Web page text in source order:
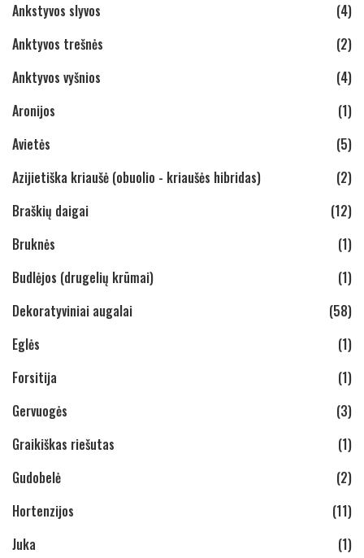
Ankstyvos slyvos
(4)
Anktyvos trešnės
(2)
Anktyvos vyšnios
(4)
Aronijos
(1)
Avietės
(5)
Azijietiška kriaušė (obuolio - kriaušės hibridas)
(2)
Braškių daigai
(12)
Bruknės
(1)
Budlėjos (drugelių krūmai)
(1)
Dekoratyviniai augalai
(58)
Eglės
(1)
Forsitija
(1)
Gervuogės
(3)
Graikiškas riešutas
(1)
Gudobelė
(2)
Hortenzijos
(11)
Juka
(1)